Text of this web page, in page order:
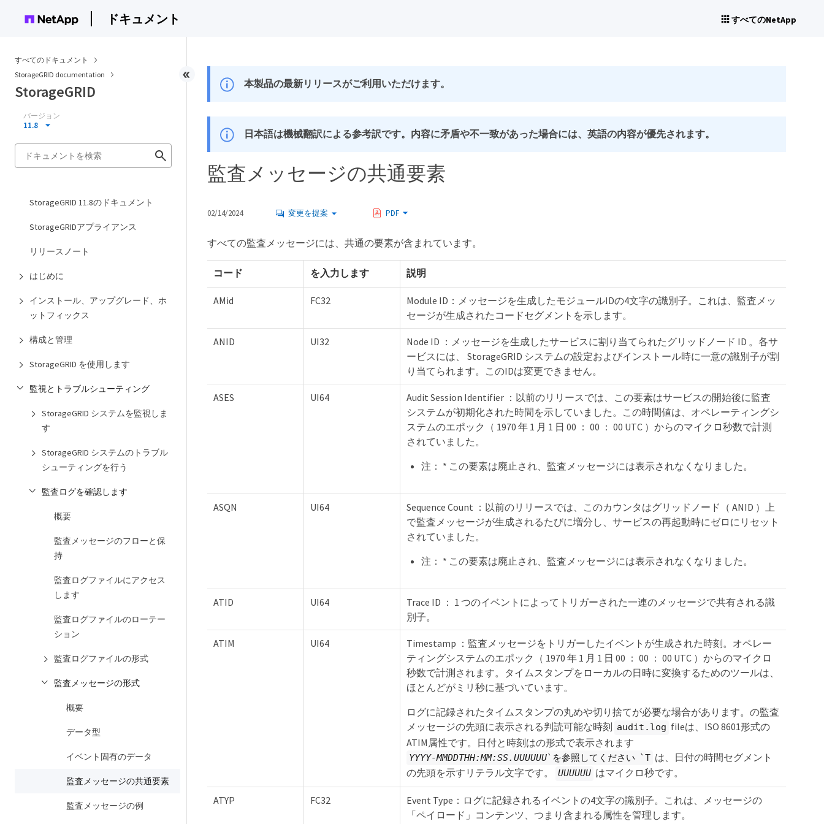
ドキュメント すべてのNetApp
すべてのドキュメント
StorageGRID documentation
StorageGRID
バージョン
11.8
StorageGRID 11.8のドキュメント
StorageGRIDアプライアンス
リリースノート
はじめに
インストール、アップグレード、ホ
ットフィックス
構成と管理
StorageGRID を使用します
監視とトラブルシューティング
StorageGRID システムを監視しま
す
StorageGRID システムのトラブル
シューティングを行う
監査ログを確認します
概要
監査メッセージのフローと保
持
監査ログファイルにアクセス
します
監査ログファイルのローテー
ション
監査ログファイルの形式
監査メッセージの形式
概要
データ型
イベント固有のデータ
監査メッセージの共通要素
監査メッセージの例
本製品の最新リリースがご利用いただけます。
日本語は機械翻訳による参考訳です。内容に矛盾や不一致があった場合には、英語の内容が優先されます。
監査メッセージの共通要素
02/14/2024 変更を提案 PDF
すべての監査メッセージには、共通の要素が含まれています。
コード を入力します 説明
AMid FC32
Module ID：メッセージを生成したモジュールIDの4文字の識別子。これは、監査メッ
セージが生成されたコードセグメントを示します。
ANID UI32
Node ID ：メッセージを生成したサービスに割り当てられたグリッドノード ID 。各サ
ービスには、 StorageGRID システムの設定およびインストール時に一意の識別子が割
り当てられます。このIDは変更できません。
ASES UI64
Audit Session Identifier ：以前のリリースでは、この要素はサービスの開始後に監査
システムが初期化された時間を示していました。この時間値は、オペレーティングシ
ステムのエポック（ 1970 年 1 月 1 日 00 ： 00 ： 00 UTC ）からのマイクロ秒数で計測
されていました。
注： * この要素は廃止され、監査メッセージには表示されなくなりました。
ASQN UI64
Sequence Count ：以前のリリースでは、このカウンタはグリッドノード（ ANID ）上
で監査メッセージが生成されるたびに増分し、サービスの再起動時にゼロにリセット
されていました。
注： * この要素は廃止され、監査メッセージには表示されなくなりました。
ATID UI64
Trace ID ： 1 つのイベントによってトリガーされた一連のメッセージで共有される識
別子。
ATIM UI64
Timestamp ：監査メッセージをトリガーしたイベントが生成された時刻。オペレー
ティングシステムのエポック（ 1970 年 1 月 1 日 00 ： 00 ： 00 UTC ）からのマイクロ
秒数で計測されます。タイムスタンプをローカルの日時に変換するためのツールは、
ほとんどがミリ秒に基づいています。
ログに記録されたタイムスタンプの丸めや切り捨てが必要な場合があります。の監査
メッセージの先頭に表示される判読可能な時刻 audit.log fileは、ISO 8601形式の
ATIM属性です。日付と時刻はの形式で表示されます
YYYY-MMDDTHH:MM:SS.UUUUUU`を参照してください `T は、日付の時間セグメント
の先頭を示すリテラル文字です。
UUUUUU はマイクロ秒です。
ATYP FC32
Event Type：ログに記録されるイベントの4文字の識別子。これは、メッセージの
「ペイロード」コンテンツ、つまり含まれる属性を管理します。